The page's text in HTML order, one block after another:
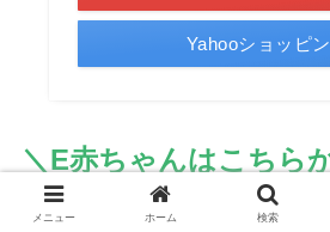
Yahooショッピ
＼E赤ちゃんはこちら
メニュー ホーム 検索